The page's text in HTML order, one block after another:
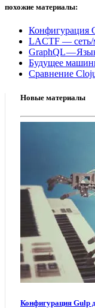
похожие материалы:
Конфигурация
LACTF — сеть/
GraphQL —
Будущее
Сравнение
Новые материалы
Конфигурация Gulp